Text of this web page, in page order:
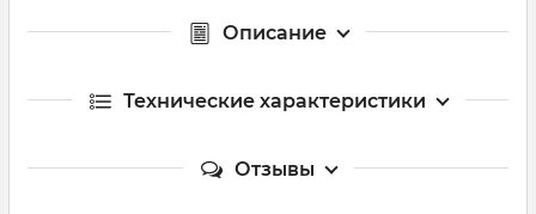
Описание
Технические характеристики
Отзывы